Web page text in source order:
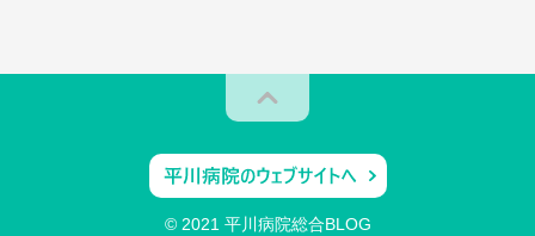
© 2021 平川病院総合BLOG